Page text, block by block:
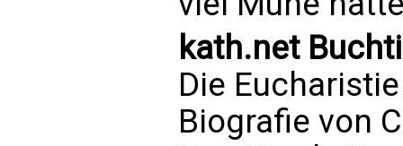
kath.net
Die
Biografie von